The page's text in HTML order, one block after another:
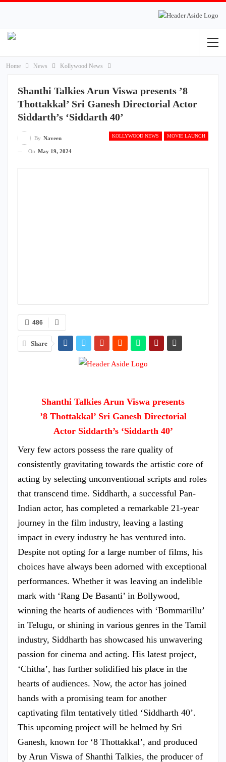
Home News Kollywood News
Shanthi Talkies Arun Viswa presents ’8
Thottakkal’ Sri Ganesh Directorial Actor
Siddarth’s ‘Siddarth 40’
KOLLYWOOD NEWS MOVIE LAUNCH
By Naveen
On May 19, 2024
486
Share
Shanthi Talkies Arun Viswa presents
’8 Thottakkal’ Sri Ganesh Directorial
Actor Siddarth’s ‘Siddarth 40’
Very few actors possess the rare quality of
consistently gravitating towards the artistic core of
acting by selecting unconventional scripts and roles
that transcend time. Siddharth, a successful Pan-
Indian actor, has completed a remarkable 21-year
journey in the film industry, leaving a lasting
impact in every industry he has ventured into.
Despite not opting for a large number of films, his
choices have always been adorned with exceptional
performances. Whether it was leaving an indelible
mark with ‘Rang De Basanti’ in Bollywood,
winning the hearts of audiences with ‘Bommarillu’
in Telugu, or shining in various genres in the Tamil
industry, Siddharth has showcased his unwavering
passion for cinema and acting. His latest project,
‘Chitha’, has further solidified his place in the
hearts of audiences. Now, the actor has joined
hands with a promising team for another
captivating film tentatively titled ‘Siddharth 40’.
This upcoming project will be helmed by Sri
Ganesh, known for ‘8 Thottakkal’, and produced
by Arun Viswa of Shanthi Talkies, the producer of